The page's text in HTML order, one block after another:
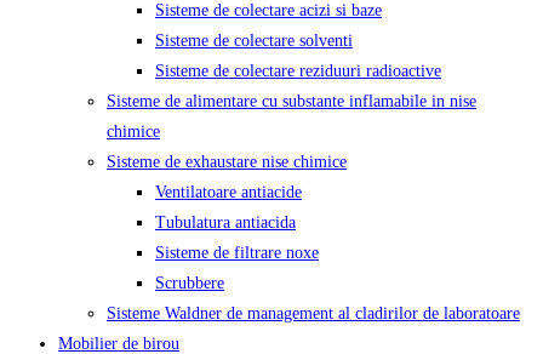
Sisteme de colectare acizi si baze
Sisteme de colectare solventi
Sisteme de colectare reziduuri radioactive
Sisteme de alimentare cu substante inflamabile in nise
chimice
Sisteme de exhaustare nise chimice
Ventilatoare antiacide
Tubulatura antiacida
Sisteme de filtrare noxe
Scrubbere
Sisteme Waldner de management al cladirilor de laboratoare
Mobilier de birou